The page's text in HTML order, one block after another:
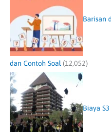
Barisan
dan Contoh Soal (12,052)
Biaya